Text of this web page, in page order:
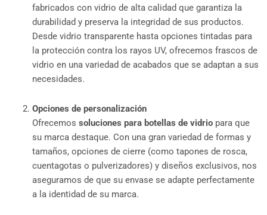
fabricados con vidrio de alta calidad que garantiza la
durabilidad y preserva la integridad de sus productos.
Desde vidrio transparente hasta opciones tintadas para
la protección contra los rayos UV, ofrecemos frascos de
vidrio en una variedad de acabados que se adaptan a sus
necesidades.
Opciones de personalización
Ofrecemos soluciones para botellas de vidriopara que
su marca destaque. Con una gran variedad de formas y
tamaños, opciones de cierre (como tapones de rosca,
cuentagotas o pulverizadores) y diseños exclusivos, nos
aseguramos de que su envase se adapte perfectamente
a la identidad de su marca.